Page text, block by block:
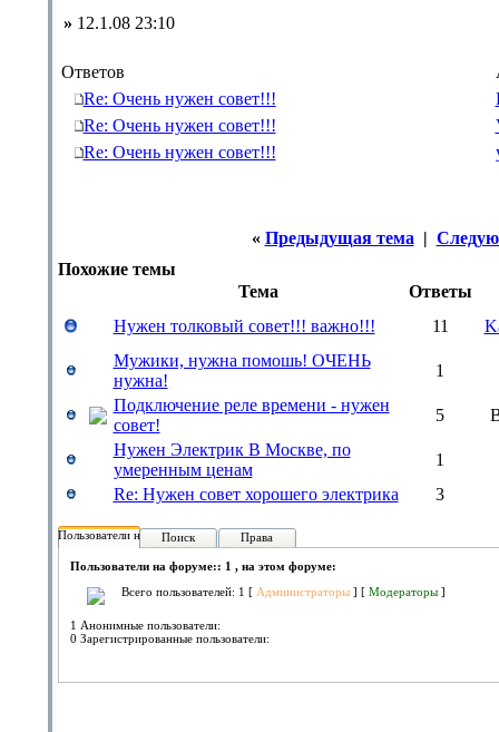
» 12.1.08 23:10
Ответов
Re: Очень нужен совет!!!
Re: Очень нужен совет!!!
Re: Очень нужен совет!!!
« Предыдущая тема |
Похожие темы
Тема
Ответы
Нужен толковый совет!!! важно!!!
11
Мужики, нужна помошь! ОЧЕНЬ
нужна!
1
Подключение реле времени - нужен
совет!
5
Нужен Электрик В Москве, по
умеренным ценам
1
Re: Нужен совет хорошего электрика
3
Пользователи на форуме:
Поиск Права
Пользователи на форуме:: 1 , на этом форуме:
Всего пользователей: 1 [ Администраторы] [ Модераторы]
1 Анонимные пользователи:
0 Зарегистрированные пользователи: